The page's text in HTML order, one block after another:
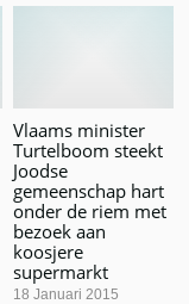
Vlaams minister
Turtelboom steekt
Joodse
gemeenschap hart
onder de riem met
bezoek aan
koosjere
supermarkt
18 Januari 2015